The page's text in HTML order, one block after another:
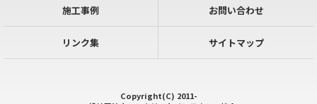
施工事例 お問い合わせ
リンク集 サイトマップ
Copyright(C) 2011-